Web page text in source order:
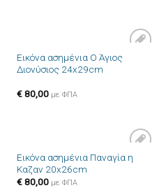
Πρόσθήκη
Εικόνα ασημένια Ο Άγιος
Διονύσιος 24x29cm
€80,00 με ΦΠΑ
Πρόσθήκη
Εικόνα ασημένια Παναγία η
Καζαν 20x26cm
€80,00 με ΦΠΑ